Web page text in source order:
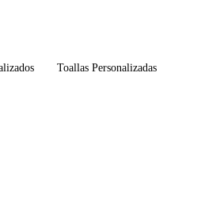
Toallas Personalizadas